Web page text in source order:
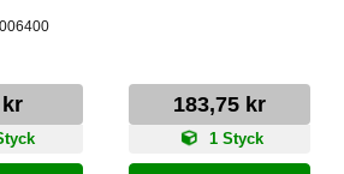
kr 183,75 kr
1 Styck